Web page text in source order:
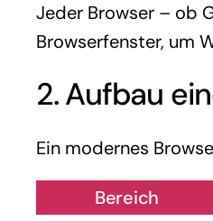
Jeder Browser – ob
Browserfenster, um
2. Aufbau
Ein modernes
Bereich